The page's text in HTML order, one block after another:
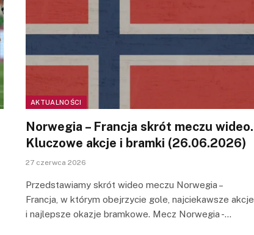
AKTUALNOŚCI
Norwegia – Francja skrót meczu wideo.
Kluczowe akcje i bramki (26.06.2026)
27 czerwca 2026
Przedstawiamy skrót wideo meczu Norwegia –
Francja, w którym obejrzycie gole, najciekawsze akcje
i najlepsze okazje bramkowe. Mecz Norwegia -…